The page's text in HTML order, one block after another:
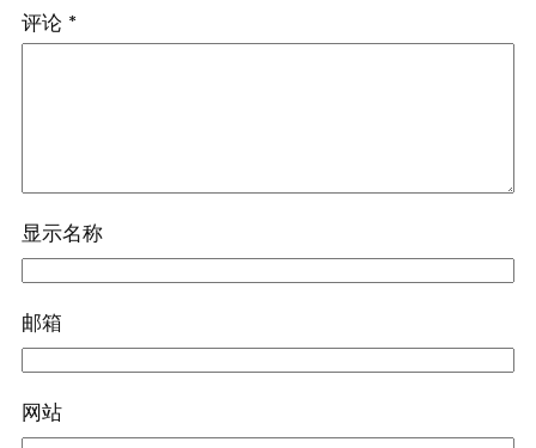
评论 *
显示名称
邮箱
网站